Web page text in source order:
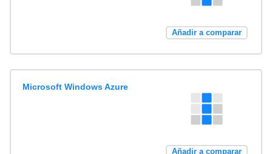
Añadir a comparar
Microsoft Windows Azure
Añadir a comparar